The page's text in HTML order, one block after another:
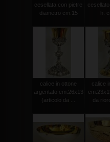
cesellata con pietre
diametro cm.15
h.
calice in ottone
argentato cm.26x13
(articolo da ...
calice
da